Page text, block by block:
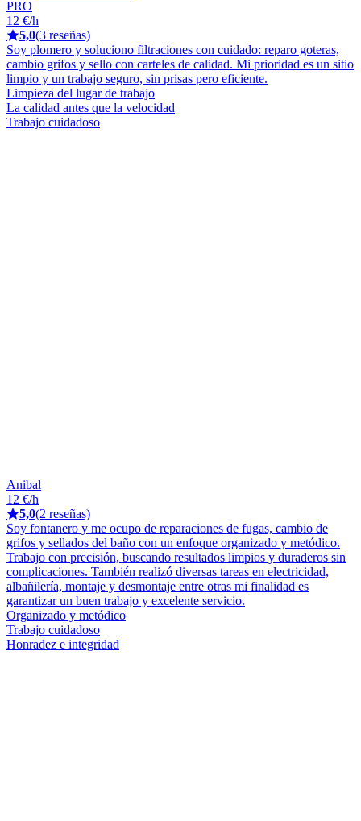
PRO
12 €/h
5,0(3 reseñas)
Soy plomero y soluciono filtraciones con cuidado: reparo goteras,
cambio grifos y sello con carteles de calidad. Mi prioridad es un sitio
limpio y un trabajo seguro, sin prisas pero eficiente.
Limpieza del lugar de trabajo
La calidad antes que la velocidad
Trabajo cuidadoso
Anibal
12 €/h
5,0(2 reseñas)
Soy fontanero y me ocupo de reparaciones de fugas, cambio de
grifos y sellados del baño con un enfoque organizado y metódico.
Trabajo con precisión, buscando resultados limpios y duraderos sin
complicaciones. También realizó diversas tareas en electricidad,
albañilería, montaje y desmontaje entre otras mi finalidad es
garantizar un buen trabajo y excelente servicio.
Organizado y metódico
Trabajo cuidadoso
Honradez e integridad